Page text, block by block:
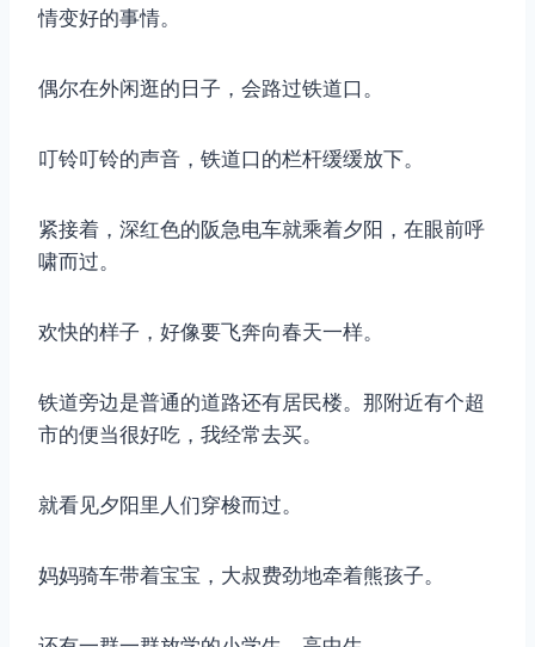
情变好的事情。
偶尔在外闲逛的日子，会路过铁道口。
叮铃叮铃的声音，铁道口的栏杆缓缓放下。
紧接着，深红色的阪急电车就乘着夕阳，在眼前呼
啸而过。
欢快的样子，好像要飞奔向春天一样。
铁道旁边是普通的道路还有居民楼。那附近有个超
市的便当很好吃，我经常去买。
就看见夕阳里人们穿梭而过。
妈妈骑车带着宝宝，大叔费劲地牵着熊孩子。